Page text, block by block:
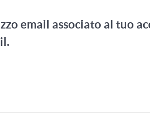
email associato al tuo